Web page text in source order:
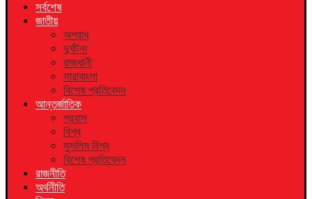
সর্বশেষ
জাতীয়
অপরাধ
দুর্ঘটনা
রাজধানী
সারাবাংলা
বিশেষ প্রতিবেদন
আন্তর্জাতিক
প্রবাস
বিশ্ব
মুসলিম বিশ্ব
বিশেষ প্রতিবেদন
রাজনীতি
অর্থনীতি